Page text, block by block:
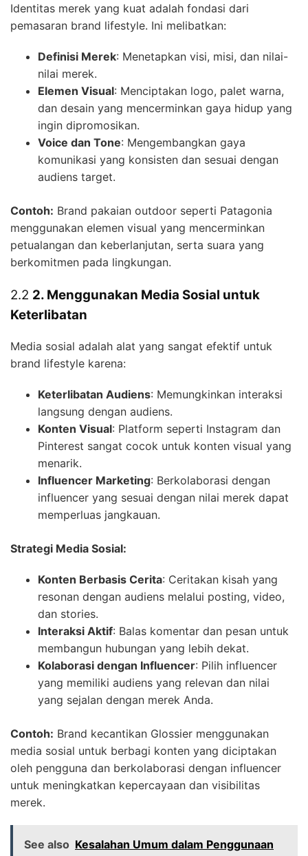
Identitas merek yang kuat adalah fondasi dari
pemasaran brand lifestyle. Ini melibatkan:
Definisi Merek: Menetapkan visi, misi, dan nilai-
nilai merek.
Elemen Visual: Menciptakan logo, palet warna,
dan desain yang mencerminkan gaya hidup yang
ingin dipromosikan.
Voice dan Tone: Mengembangkan gaya
komunikasi yang konsisten dan sesuai dengan
audiens target.
Contoh: Brand pakaian outdoor seperti Patagonia
menggunakan elemen visual yang mencerminkan
petualangan dan keberlanjutan, serta suara yang
berkomitmen pada lingkungan.
2.2 2. Menggunakan Media Sosial untuk
Keterlibatan
Media sosial adalah alat yang sangat efektif untuk
brand lifestyle karena:
Keterlibatan Audiens: Memungkinkan interaksi
langsung dengan audiens.
Konten Visual: Platform seperti Instagram dan
Pinterest sangat cocok untuk konten visual yang
menarik.
Influencer Marketing: Berkolaborasi dengan
influencer yang sesuai dengan nilai merek dapat
memperluas jangkauan.
Strategi Media Sosial:
Konten Berbasis Cerita: Ceritakan kisah yang
resonan dengan audiens melalui posting, video,
dan stories.
Interaksi Aktif: Balas komentar dan pesan untuk
membangun hubungan yang lebih dekat.
Kolaborasi dengan Influencer: Pilih influencer
yang memiliki audiens yang relevan dan nilai
yang sejalan dengan merek Anda.
Contoh: Brand kecantikan Glossier menggunakan
media sosial untuk berbagi konten yang diciptakan
oleh pengguna dan berkolaborasi dengan influencer
untuk meningkatkan kepercayaan dan visibilitas
merek.
See also Kesalahan Umum dalam Penggunaan